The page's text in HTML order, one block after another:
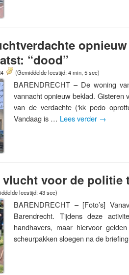
“dood”
(Gemiddelde leestijd: 4 min, 5 sec)
BARENDRECHT – De woning
vannacht opnieuw beklad. Gisteren
van de verdachte (‘kk pedo
Vandaag is … Lees verder →
voor de politie
leestijd: 43 sec)
BARENDRECHT – [Foto’s]
Barendrecht. Tijdens deze
handhavers, maar hiervoor
scheurpakken sloegen na de